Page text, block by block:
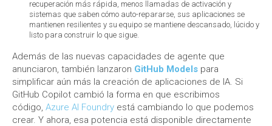
recuperación más rápida, menos llamadas de activación y
sistemas que saben cómo auto-repararse, sus aplicaciones se
mantienen resilientes y su equipo se mantiene descansado, lúcido y
listo para construir lo que sigue.
Además de las nuevas capacidades de agente que
anunciaron, también lanzaron GitHub Models para
simplificar aún más la creación de aplicaciones de IA. Si
GitHub Copilot cambió la forma en que escribimos
código, Azure AI Foundry está cambiando lo que podemos
crear. Y ahora, esa potencia está disponible directamente